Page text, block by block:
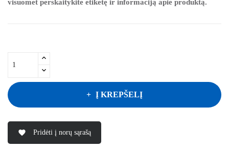
visuomet perskaitykite etiketę ir informaciją apie produktą.
Į KREPŠELĮ
favorite Pridėti į norų sąrašą